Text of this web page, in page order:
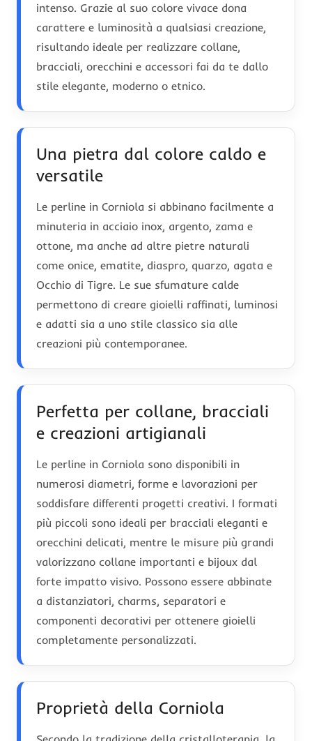
intenso. Grazie al suo colore vivace dona
carattere e luminosità a qualsiasi creazione,
risultando ideale per realizzare collane,
bracciali, orecchini e accessori fai da te dallo
stile elegante, moderno o etnico.
Una pietra dal colore caldo e
versatile
Le perline in Corniola si abbinano facilmente a
minuteria in acciaio inox, argento, zama e
ottone, ma anche ad altre pietre naturali
come onice, ematite, diaspro, quarzo, agata e
Occhio di Tigre. Le sue sfumature calde
permettono di creare gioielli raffinati, luminosi
e adatti sia a uno stile classico sia alle
creazioni più contemporanee.
Perfetta per collane, bracciali
e creazioni artigianali
Le perline in Corniola sono disponibili in
numerosi diametri, forme e lavorazioni per
soddisfare differenti progetti creativi. I formati
più piccoli sono ideali per bracciali eleganti e
orecchini delicati, mentre le misure più grandi
valorizzano collane importanti e bijoux dal
forte impatto visivo. Possono essere abbinate
a distanziatori, charms, separatori e
componenti decorativi per ottenere gioielli
completamente personalizzati.
Proprietà della Corniola